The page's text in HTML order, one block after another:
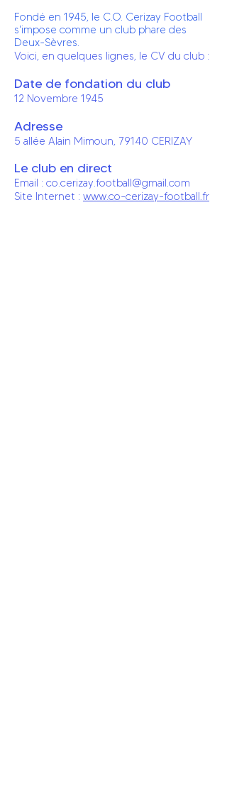
Fondé en 1945, le C.O. Cerizay Football
s'impose comme un club phare des
Deux-Sèvres.
Voici, en quelques lignes, le CV du club :
Date de fondation du club
12 Novembre 1945
Adresse
5 allée Alain Mimoun, 79140 CERIZAY
Le club en direct
Email : co.cerizay.football@gmail.com
Site Internet : www.co-cerizay-football.fr